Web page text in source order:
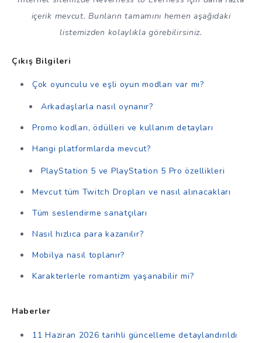
içerik mevcut. Bunların tamamını hemen aşağıdaki
listemizden kolaylıkla görebilirsiniz.
Çıkış Bilgileri
Çok oyunculu ve eşli oyun modları var mı?
Arkadaşlarla nasıl oynanır?
Promo kodları, ödülleri ve kullanım detayları
Hangi platformlarda mevcut?
PlayStation 5 ve PlayStation 5 Pro özellikleri
Mevcut tüm Twitch Dropları ve nasıl alınacakları
Tüm seslendirme sanatçıları
Nasıl hızlıca para kazanılır?
Mobilya nasıl toplanır?
Karakterlerle romantizm yaşanabilir mi?
Haberler
11 Haziran 2026 tarihli güncelleme detaylandırıldı